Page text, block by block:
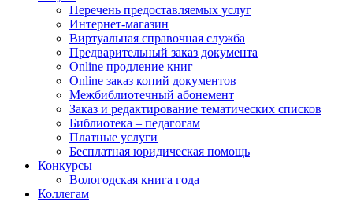
Перечень предоставляемых услуг
Интернет-магазин
Виртуальная справочная служба
Предварительный заказ документа
Online продление книг
Online заказ копий документов
Межбиблиотечный абонемент
Заказ и редактирование тематических списков
Библиотека – педагогам
Платные услуги
Бесплатная юридическая помощь
Конкурсы
Вологодская книга года
Коллегам